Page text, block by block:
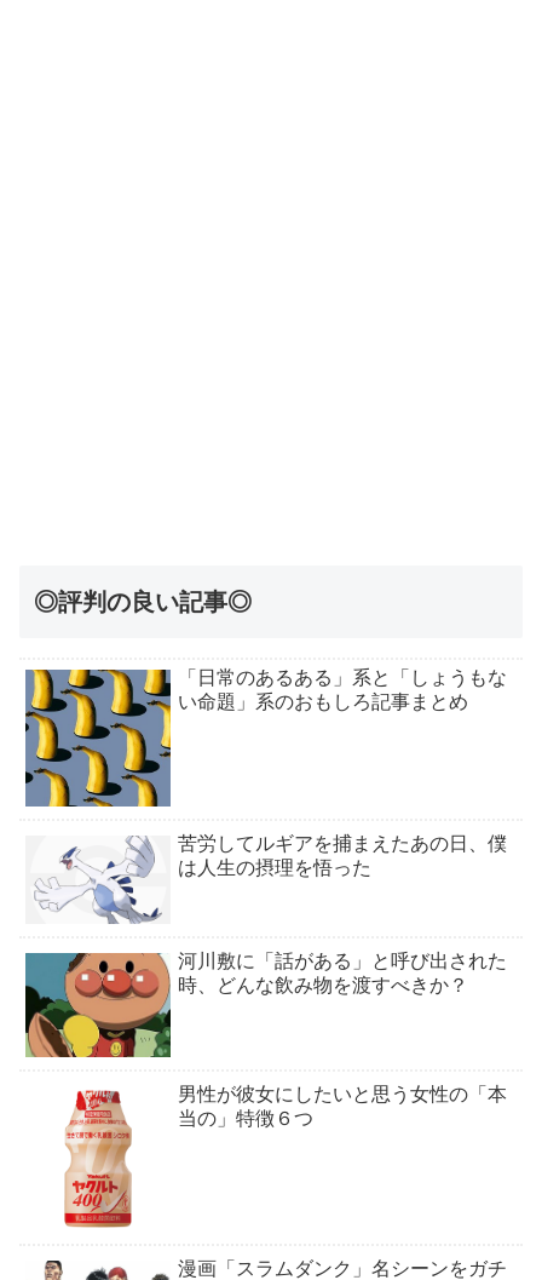
◎評判の良い記事◎
「日常のあるある」系と「しょうもな
い命題」系のおもしろ記事まとめ
苦労してルギアを捕まえたあの日、僕
は人生の摂理を悟った
河川敷に「話がある」と呼び出された
時、どんな飲み物を渡すべきか？
男性が彼女にしたいと思う女性の「本
当の」特徴６つ
漫画「スラムダンク」名シーンをガチ